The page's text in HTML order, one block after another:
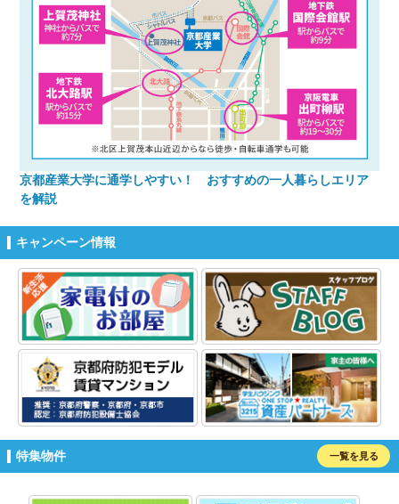
京都産業大学に通学しやすい！ おすすめの一人暮らしエリア
を解説
キャンペーン情報
特集物件 一覧を見る